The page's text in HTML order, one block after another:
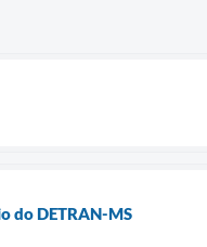
do DETRAN-MS